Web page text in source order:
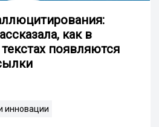
как в
появляются
инновации